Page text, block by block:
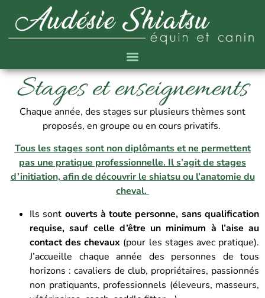
Stages et enseignements
Chaque année, des stages sur plusieurs thèmes sont
proposés, en groupe ou en cours privatifs.
Tous les stages sont nondiplômantset ne permettent
pas une pratique professionnelle. Il s’agit de stages
d’initiation, afin de découvrir le shiatsu ou l’anatomie du
cheval.
Ils sont ouverts à toute personne, sans qualification
requise, sauf celle d’être un minimum à l’aise au
contact des chevaux (pour les stages avec pratique).
J’accueille chaque année des personnes de tous
horizons : cavaliers de club, propriétaires, passionnés
non pratiquants, professionnels (éleveurs, masseurs,